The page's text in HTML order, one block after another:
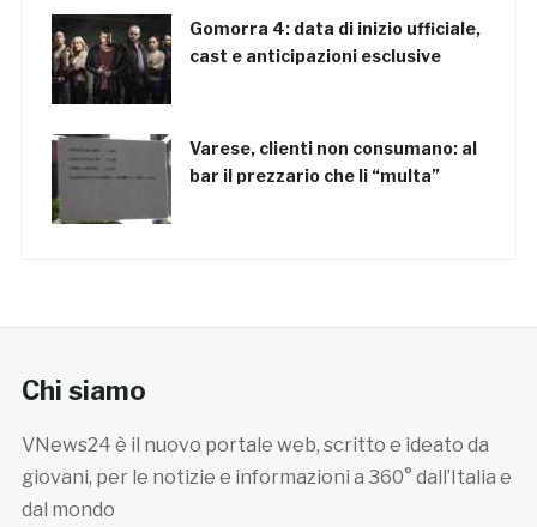
Gomorra 4: data di inizio ufficiale,
cast e anticipazioni esclusive
Varese, clienti non consumano: al
bar il prezzario che li “multa”
Chi siamo
VNews24 è il nuovo portale web, scritto e ideato da
giovani, per le notizie e informazioni a 360° dall’Italia e
dal mondo